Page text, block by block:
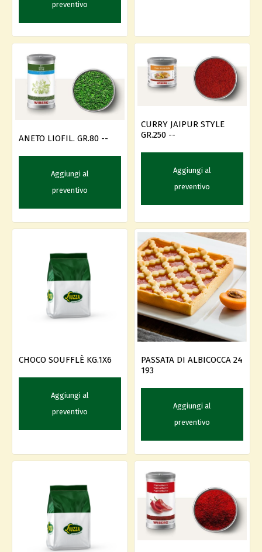
preventivo
ANETO LIOFIL. GR.80 --
Aggiungi al
preventivo
CURRY JAIPUR STYLE
GR.250 --
Aggiungi al
preventivo
CHOCO SOUFFLÈ KG.1X6
Aggiungi al
preventivo
PASSATA DI ALBICOCCA 24
193
Aggiungi al
preventivo